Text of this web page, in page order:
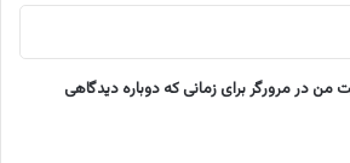
من در مرورگر برای زمانی که دوباره دیدگاهی